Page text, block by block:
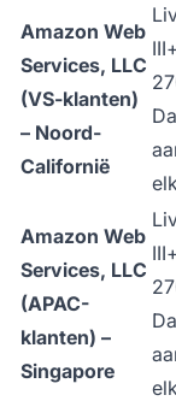
Amazon Web
Services, LLC
(VS-klanten)
– Noord-
Californië
Amazon Web
Services, LLC
(APAC-
klanten) –
Singapore